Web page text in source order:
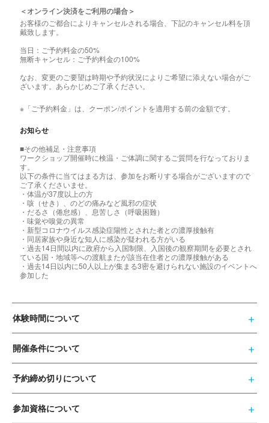
＜オンライン決済をご利用の場合＞
お客様のご都合によりキャンセルされる場合、下記のキャンセル料を頂
戴致します。
当日：ご予約料金の50%
無断キャンセル：ご予約料金の100%
なお、変更のご要望は時期や予約状況によりご希望に添えない場合がご
ざいます。あらかじめご了承ください。
※「ご予約料金」は、クーポン/ポイントを適用する前の金額です。
お知らせ
■その他補足・注意事項
ワークショップ開催時に検温・ご体調に関するご質問を行なっておりま
す。
以下の条件に当てはまる方は、参加をお断りする場合がございますので
ご了承くださいませ。
・体温が37度以上の方
・咳（せき）、のどの痛みなど風邪の症状
・だるさ（倦怠感）、息苦しさ（呼吸困難）
・味覚や嗅覚の異常
・新型コロナウイルス感染症陽性とされた者との濃厚接触有
・同居家族や身近な知人に感染が疑われる方がいる
・過去14日間以内に政府から入国制限、入国後の観察期間を必要とされ
ている国・地域等への渡航またが該当在住者との濃厚接触がある
・過去14日以内に50人以上が集まる3密を避けられない施設のイベントへ
参加した
体験時間について
開催条件について
予約締め切りについて
参加資格について